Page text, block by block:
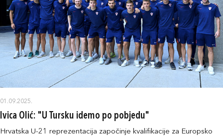
01.09.2025.
Ivica Olić: "U Tursku idemo po pobjedu"
Hrvatska U-21 reprezentacija započinje kvalifikacije za Europsko